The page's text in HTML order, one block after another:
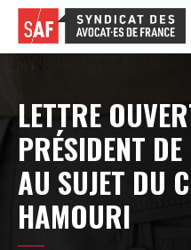
LETTRE
PRÉSIDENT
AU SUJET DU
HAMOURI